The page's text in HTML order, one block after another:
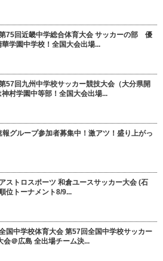
75回近畿中学総合体育大会 サッカーの部 優
華学園中学校！全国大会出場...
57回九州中学校サッカー競技大会（大分県開
村学園中等部！全国大会出場...
報グループ参加者募集中！激アツ！盛り上がっ
ストロスポーツ 和倉ユースサッカー大会 (石
位トーナメント8/9...
国中学校体育大会 第57回全国中学校サッカー
会＠広島 全出場チーム決...